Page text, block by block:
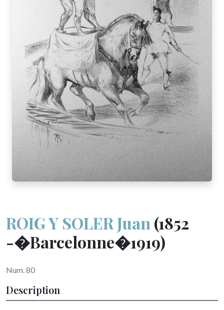
ROIG Y SOLER Juan (1852
-�Barcelonne�1919)
Num. 80
Description